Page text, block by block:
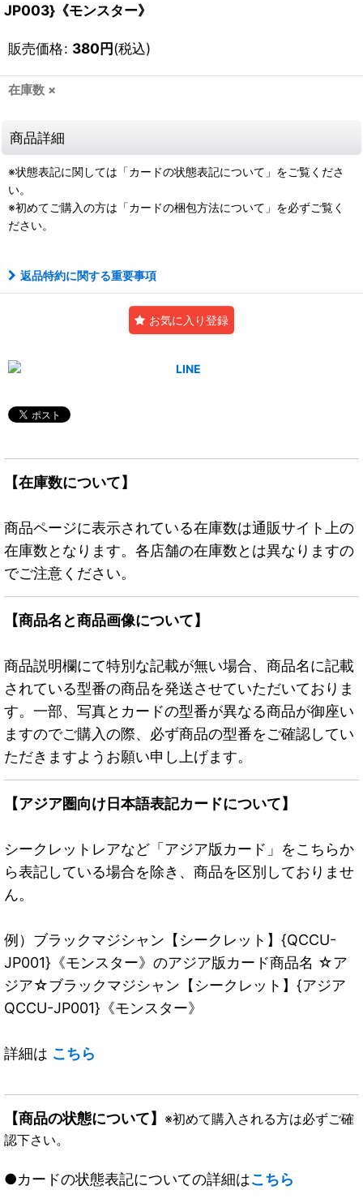
JP003}《モンスター》
販売価格: 380円(税込)
在庫数 ×
商品詳細
※状態表記に関しては「カードの状態表記について」をご覧くださ
い。
※初めてご購入の方は「カードの梱包方法について」を必ずご覧く
ださい。
返品特約に関する重要事項
お気に入り登録
【在庫数について】
商品ページに表示されている在庫数は通販サイト上の
在庫数となります。各店舗の在庫数とは異なりますの
でご注意ください。
【商品名と商品画像について】
商品説明欄にて特別な記載が無い場合、商品名に記載
されている型番の商品を発送させていただいておりま
す。一部、写真とカードの型番が異なる商品が御座い
ますのでご購入の際、必ず商品の型番をご確認してい
ただきますようお願い申し上げます。
【アジア圏向け日本語表記カードについて】
シークレットレアなど「アジア版カード」をこちらか
ら表記している場合を除き、商品を区別しておりませ
ん。
例）ブラックマジシャン【シークレット】{QCCU-
JP001}《モンスター》のアジア版カード商品名 ☆ア
ジア☆ブラックマジシャン【シークレット】{アジア
QCCU-JP001}《モンスター》
詳細は こちら
【商品の状態について】 ※初めて購入される方は必ずご確
認下さい。
●カードの状態表記についての詳細はこちら